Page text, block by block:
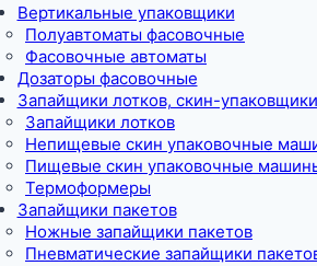
Вертикальные упаковщики
Полуавтоматы фасовочные
Фасовочные автоматы
Дозаторы фасовочные
Запайщики лотков, скин-упаковщики
Запайщики лотков
Непищевые скин упаковочные
Пищевые скин упаковочные
Термоформеры
Запайщики пакетов
Ножные запайщики пакетов
Пневматические запайщики